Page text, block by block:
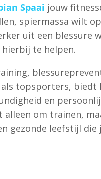
Spaai jouw
spiermassa wilt
uit een blessure
te helpen.
topsporters, biedt
en
om trainen,
gezonde leefstijl die